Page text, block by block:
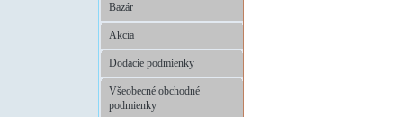
Bazár
Akcia
Dodacie podmienky
Všeobecné obchodné
podmienky